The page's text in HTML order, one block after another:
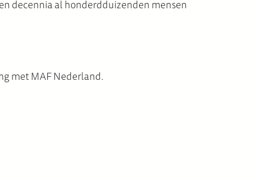
decennia al honderdduizenden mensen
met MAF Nederland.